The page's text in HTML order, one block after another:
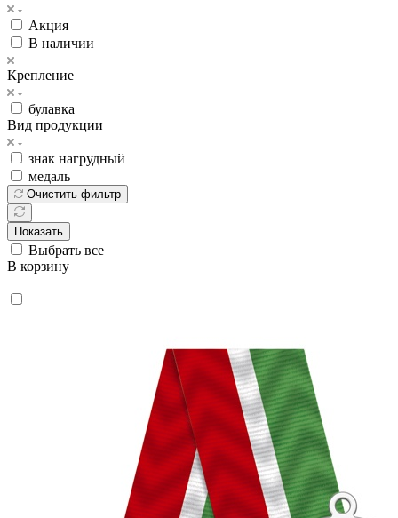
Акция
В наличии
Крепление
булавка
Вид продукции
знак нагрудный
медаль
Очистить фильтр
Показать
Выбрать все
В корзину